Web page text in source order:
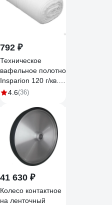
792 ₽
Техническое
вафельное полотно
Insparion 120 г/кв.м,
рулон 10м х 40см
4.6(36)
41 630 ₽
Колесо контактное
на ленточный